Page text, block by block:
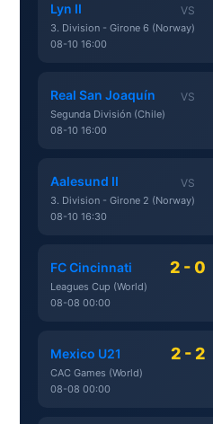
Lyn II VS
3. Division - Girone 6 (Norway)
08-10 16:00
Real San Joaquín VS
Segunda División (Chile)
08-10 16:00
Aalesund II VS
3. Division - Girone 2 (Norway)
08-10 16:30
FC Cincinnati 2 - 0
Leagues Cup (World)
08-08 00:00
Mexico U21 2 - 2
CAC Games (World)
08-08 00:00